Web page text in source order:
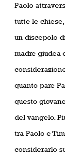
Paolo
tutte le
un discepolo
madre giudea
quanto pare
questo
del vangelo.
tra Paolo e
considerarlo